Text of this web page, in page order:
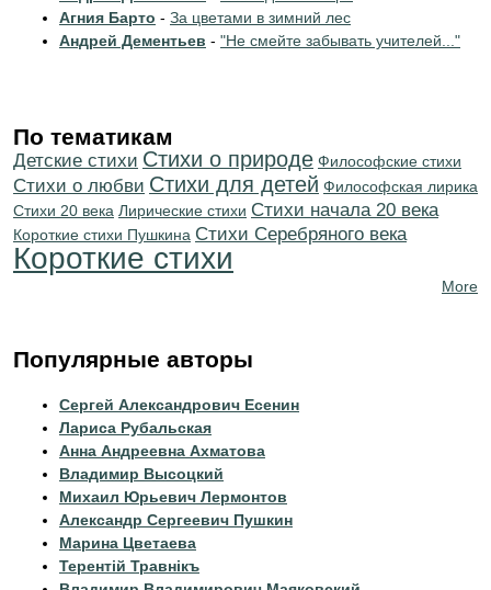
Агния Барто - За цветами в зимний лес
Андрей Дементьев - "Не смейте забывать учителей..."
По тематикам
Детские стихи Стихи о природе Философские стихи
Стихи о любви Стихи для детей Философская лирика
Стихи 20 века Лирические стихи Cтихи начала 20 века
Короткие стихи Пушкина Cтихи Серебряного века
Короткие стихи
More
Популярные авторы
Сергей Александрович Есенин
Лариса Рубальская
Анна Андреевна Ахматова
Владимир Высоцкий
Михаил Юрьевич Лермонтов
Александр Сергеевич Пушкин
Марина Цветаева
Терентiй Травнiкъ